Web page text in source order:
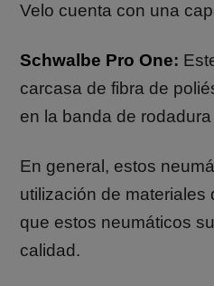
Velo cuenta con una
Schwalbe Pro One:
carcasa de fibra de
en la banda de
En general, estos
utilización de
que estos neumáticos
calidad.